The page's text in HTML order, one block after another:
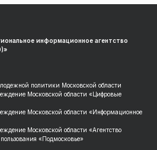
информационное агентство
политики Московской области
Московской области «Цифровые
Московской области «Информационное
Московской области «Агентство
«Подмосковье»